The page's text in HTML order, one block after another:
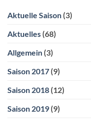
Aktuelle Saison (3)
Aktuelles (68)
Allgemein (3)
Saison 2017 (9)
Saison 2018 (12)
Saison 2019 (9)